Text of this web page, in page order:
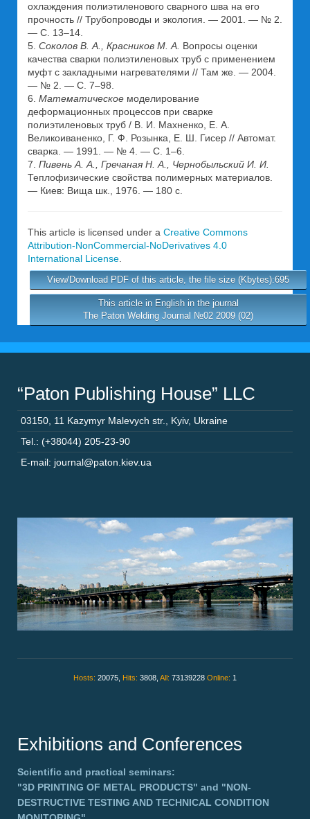
охлаждения полиэтиленового сварного шва на его
прочность // Трубопроводы и экология. — 2001. — № 2.
— С. 13–14.
5. Соколов В. А., Красников М. А. Вопросы оценки
качества сварки полиэтиленовых труб с применением
муфт с закладными нагревателями // Там же. — 2004.
— № 2. — С. 7–98.
6. Математическое моделирование
деформационных процессов при сварке
полиэтиленовых труб / В. И. Махненко, Е. А.
Великоиваненко, Г. Ф. Розынка, Е. Ш. Гисер // Автомат.
сварка. — 1991. — № 4. — С. 1–6.
7. Пивень А. А., Гречаная Н. А., Чернобыльский И. И.
Теплофизические свойства полимерных материалов.
— Киев: Вища шк., 1976. — 180 с.
This article is licensed under a Creative Commons
Attribution-NonCommercial-NoDerivatives 4.0
International License
View/Download PDF of this article, the file size (Kbytes):695
This article in English in the journal
The Paton Welding Journal №02 2009 (02)
“Paton Publishing House” LLC
03150 11 Kazymyr Malevych str. Kyiv, Ukraine
Tel.: (+38044) 205-23-90
E-mail: journal@paton.kiev.ua
Hosts: 20075, Hits: 3808, All: 73139228 Online: 1
Exhibitions and Conferences
Scientific and practical seminars:
"3D PRINTING OF METAL PRODUCTS" and "NON-
DESTRUCTIVE TESTING AND TECHNICAL CONDITION